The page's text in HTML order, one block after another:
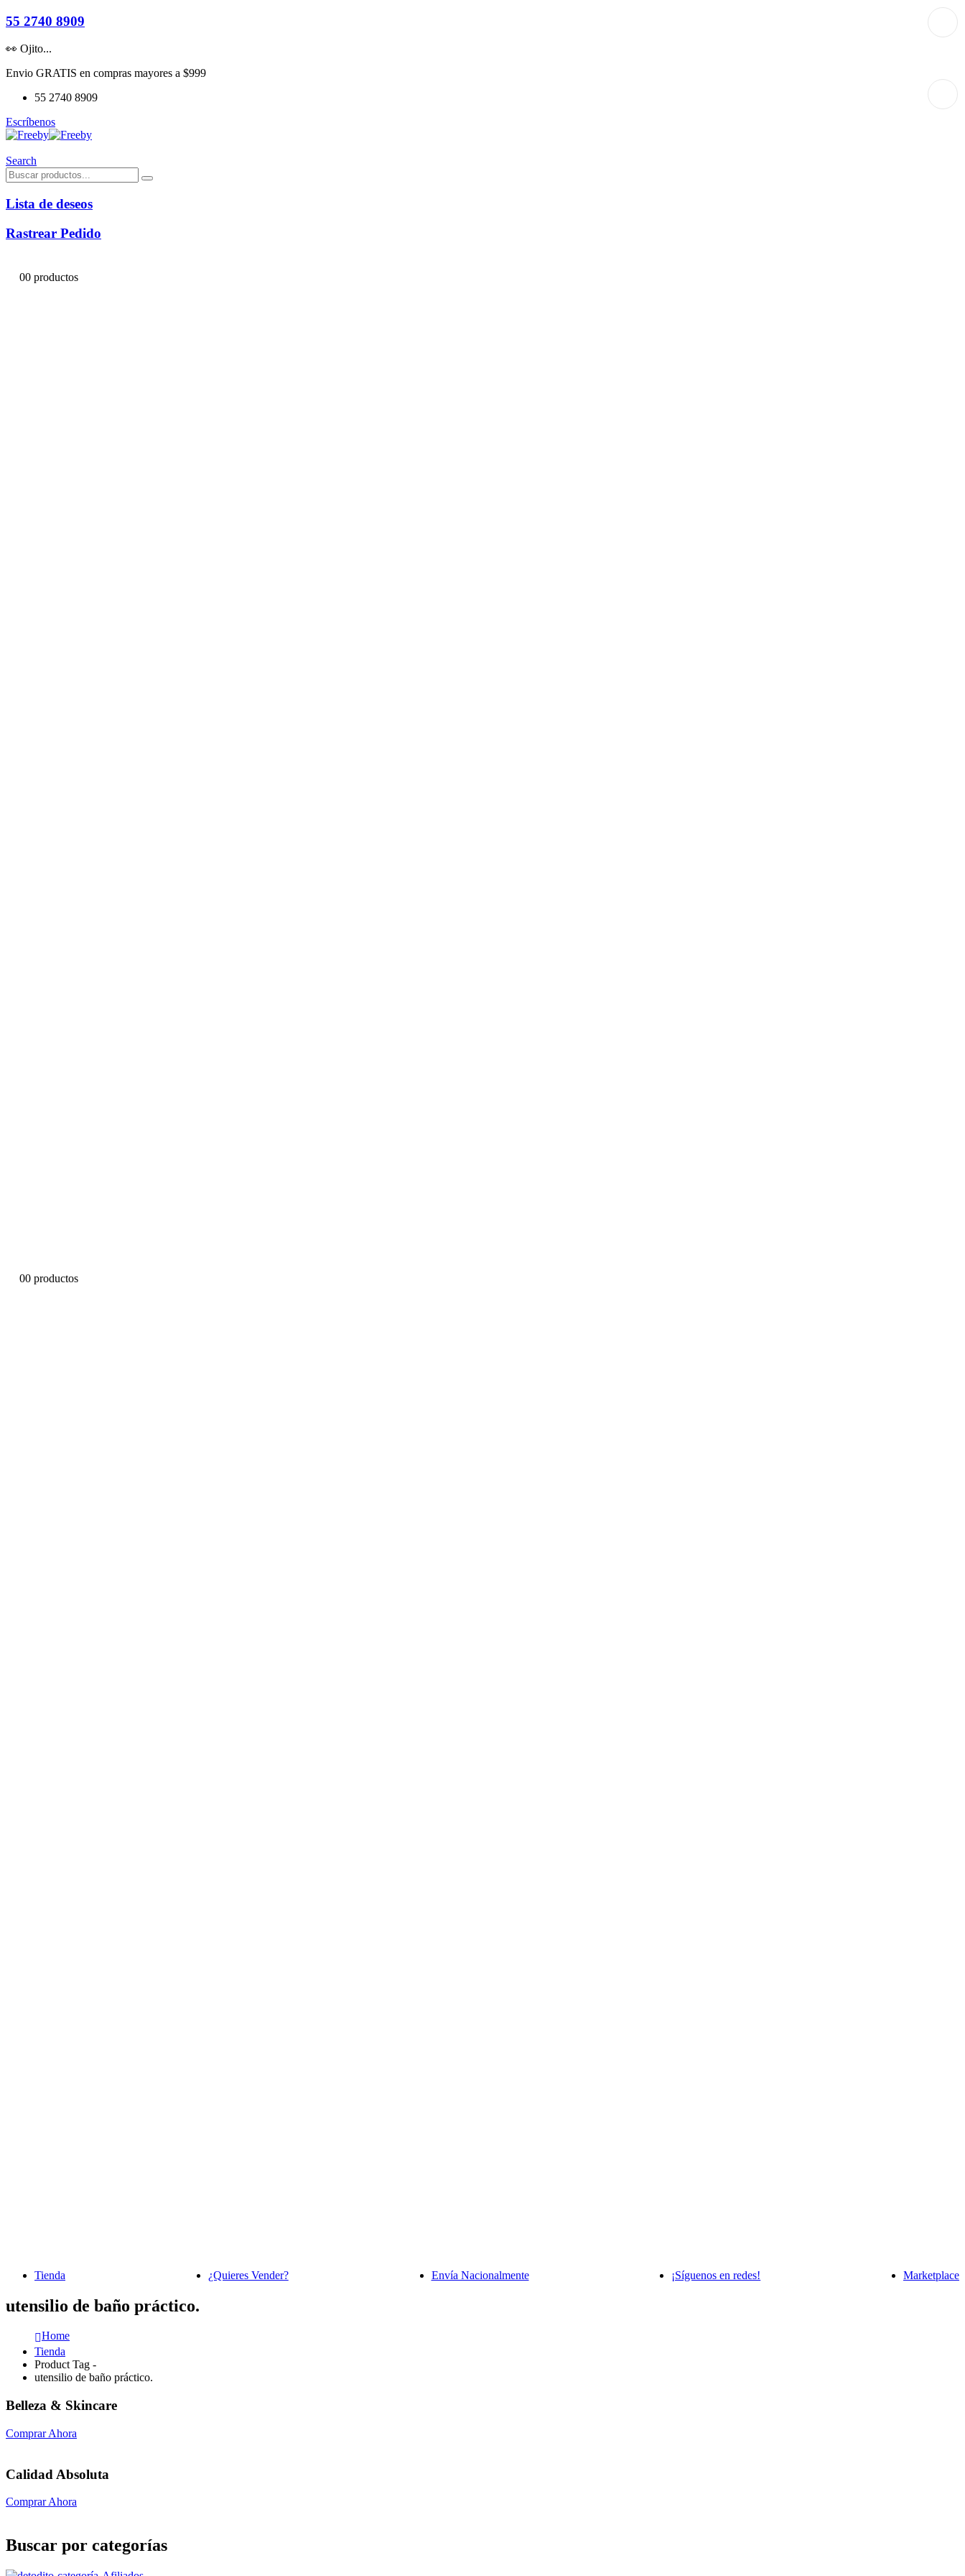
55 2740 8909
👀 Ojito...
Envio GRATIS en compras mayores a $999
55 2740 8909
Escríbenos
Search
Lista de deseos
Rastrear Pedido
00 productos
00 productos
Tienda ¿Quieres Vender? Envía Nacionalmente ¡Síguenos en redes! Marketplace
utensilio de baño práctico.
Home
Tienda
Product Tag -
utensilio de baño práctico.
Belleza & Skincare
Comprar Ahora
Calidad Absoluta
Comprar Ahora
Buscar por categorías